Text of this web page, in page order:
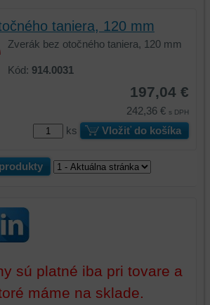
taniera, 120 mm
Zverák bez otočného taniera, 120 mm
Kód: 914.0031
197,04 €
242,36 € s DPH
ks Vložiť do košíka
sú platné iba pri tovare a
máme na sklade.